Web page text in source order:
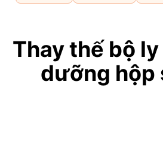
Thay thế bộ
dưỡng hộp